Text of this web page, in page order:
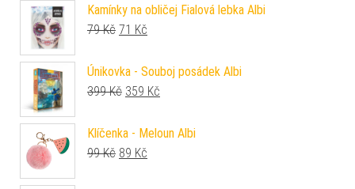
Kamínky na obličej Fialová lebka Albi
79Kč Původní cena byla: 79 Kč.
71 Kč
Únikovka - Souboj posádek Albi
399Kč Původní cena byla: 399 Kč.
359 Kč
Klíčenka - Meloun Albi
99Kč Původní cena byla: 99 Kč.
89 Kč